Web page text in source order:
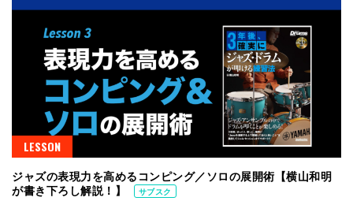
LESSON
ジャズの表現力を高めるコンピング／ソロの展開術【横山和明
が書き下ろし解説！】
サブスク